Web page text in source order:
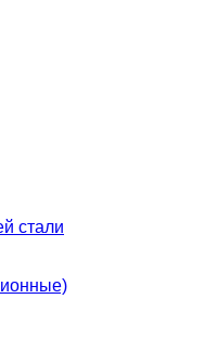
стали